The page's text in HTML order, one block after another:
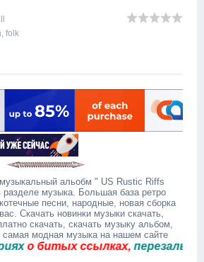
, folk
альобм " US Rustic Riffs
разделе музыка. Большая база ретро
песни, народные, новая сборка
Скачать новинки музыки скачать,
скачать, скачать музыку альбом,
самая модная музыка на нашем сайте
битых ссылках,перезальём